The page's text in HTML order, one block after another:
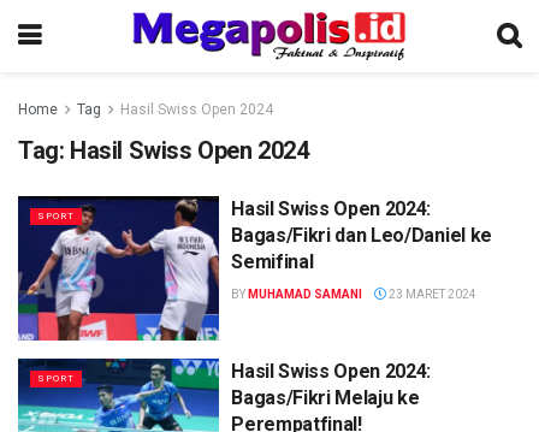
Home Tag Hasil Swiss Open 2024
Tag: Hasil Swiss Open 2024
SPORT
Hasil Swiss Open 2024:
Bagas/Fikri dan Leo/Daniel ke
Semifinal
BY MUHAMAD SAMANI 23 MARET 2024
SPORT
Hasil Swiss Open 2024:
Bagas/Fikri Melaju ke
Perempatfinal!